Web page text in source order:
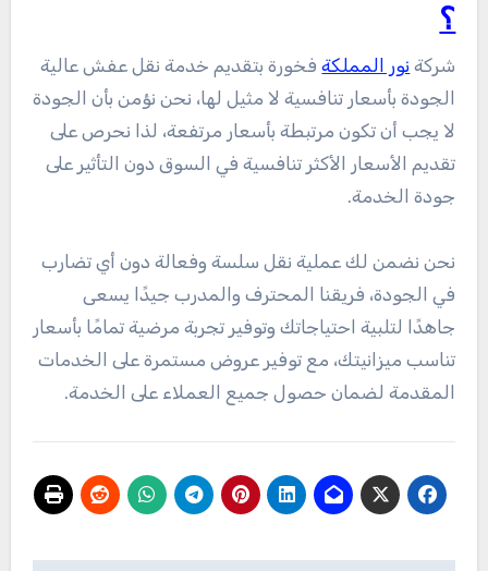
؟
شركة نور المملكةفخورة بتقديم خدمة نقل عفش عالية
الجودة بأسعار تنافسية لا مثيل لها، نحن نؤمن بأن الجودة
لا يجب أن تكون مرتبطة بأسعار مرتفعة، لذا نحرص على
تقديم الأسعار الأكثر تنافسية في السوق دون التأثير على
جودة الخدمة.
نحن نضمن لك عملية نقل سلسة وفعالة دون أي تضارب
في الجودة، فريقنا المحترف والمدرب جيدًا يسعى
جاهدًا لتلبية احتياجاتك وتوفير تجربة مرضية تمامًا بأسعار
تناسب ميزانيتك، مع توفير عروض مستمرة على الخدمات
المقدمة لضمان حصول جميع العملاء على الخدمة.